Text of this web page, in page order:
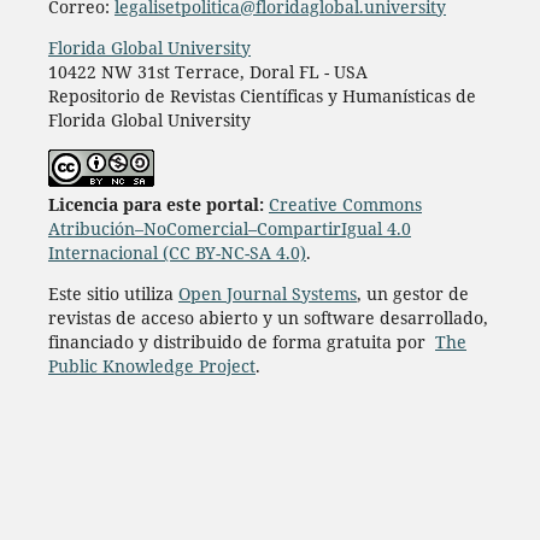
Correo: legalisetpolitica@floridaglobal.university
Florida Global University
10422 NW 31st Terrace, Doral FL - USA
Repositorio de Revistas Científicas y Humanísticas de
Florida Global University
Licencia para este portal: Creative Commons
Atribución–NoComercial–CompartirIgual 4.0
Internacional (CC BY-NC-SA 4.0).
Este sitio utiliza Open Journal Systems, un gestor de
revistas de acceso abierto y un software desarrollado,
financiado y distribuido de forma gratuita por The
Public Knowledge Project.